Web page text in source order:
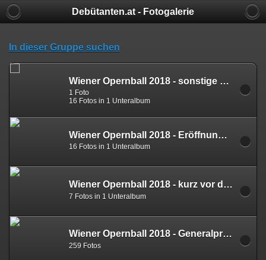
Debütanten.at - Fotogalerie
In dieser Gruppe suchen
Wiener Opernball 2018 - sonstige Bilder des Abends 08.02.2018
1 Foto
16 Fotos in 1 Unteralbum
Wiener Opernball 2018 - Eröffnung 08.02.2018
16 Fotos in 1 Unteralbum
Wiener Opernball 2018 - kurz vor der Eröffnung 08.02.2018
7 Fotos in 1 Unteralbum
Wiener Opernball 2018 - Generalprobe 07.02.2018
259 Fotos